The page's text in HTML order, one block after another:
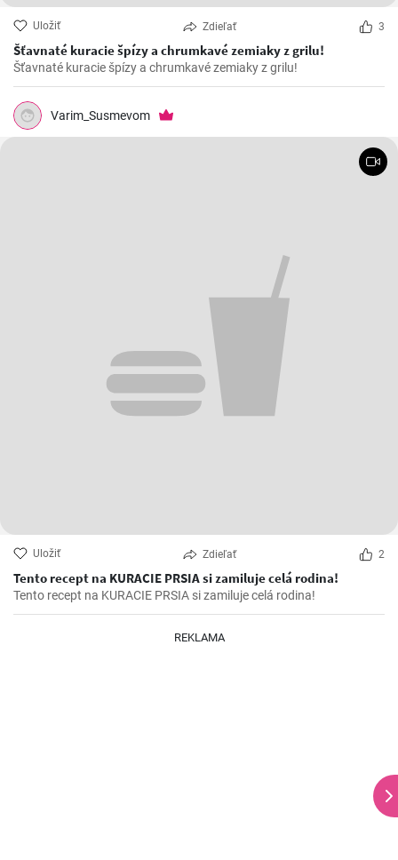
Uložiť Zdieľať 3
Šťavnaté kuracie špízy a chrumkavé zemiaky z grilu!
Šťavnaté kuracie špízy a chrumkavé zemiaky z grilu!
Varim_Susmevom
Uložiť Zdieľať 2
Tento recept na KURACIE PRSIA si zamiluje celá rodina!
Tento recept na KURACIE PRSIA si zamiluje celá rodina!
REKLAMA